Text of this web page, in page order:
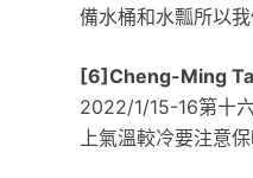
備水桶和水瓢所以
[6]Cheng-Ming
2022/1/15-16第十
上氣溫較冷要注意保